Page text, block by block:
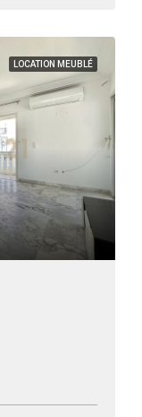
LOCATION MEUBLÉ